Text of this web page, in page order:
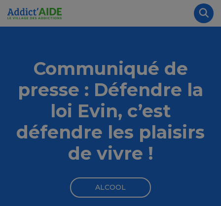
Aller au contenu principal
Communiqué de
presse : Défendre la
loi Evin, c’est
défendre les plaisirs
de vivre !
ALCOOL
Panneau de gestion des cookies